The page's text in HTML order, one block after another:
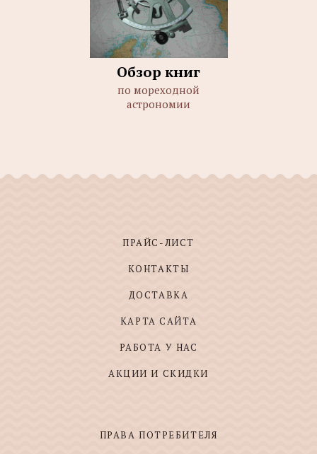
Обзор книг
по мореходной
астрономии
ПРАЙС-ЛИСТ
КОНТАКТЫ
ДОСТАВКА
КАРТА САЙТА
РАБОТА У НАС
АКЦИИ И СКИДКИ
ПРАВА ПОТРЕБИТЕЛЯ